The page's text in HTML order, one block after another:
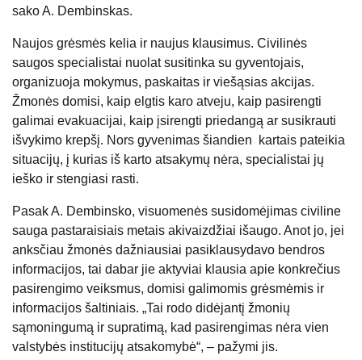
sako A. Dembinskas.
Naujos grėsmės kelia ir naujus klausimus. Civilinės
saugos specialistai nuolat susitinka su gyventojais,
organizuoja mokymus, paskaitas ir viešąsias akcijas.
Žmonės domisi, kaip elgtis karo atveju, kaip pasirengti
galimai evakuacijai, kaip įsirengti priedangą ar susikrauti
išvykimo krepšį. Nors gyvenimas šiandien kartais pateikia
situacijų, į kurias iš karto atsakymų nėra, specialistai jų
ieško ir stengiasi rasti.
Pasak A. Dembinsko, visuomenės susidomėjimas civiline
sauga pastaraisiais metais akivaizdžiai išaugo. Anot jo, jei
anksčiau žmonės dažniausiai pasiklausydavo bendros
informacijos, tai dabar jie aktyviai klausia apie konkrečius
pasirengimo veiksmus, domisi galimomis grėsmėmis ir
informacijos šaltiniais. „Tai rodo didėjantį žmonių
sąmoningumą ir supratimą, kad pasirengimas nėra vien
valstybės institucijų atsakomybė“, – pažymi jis.